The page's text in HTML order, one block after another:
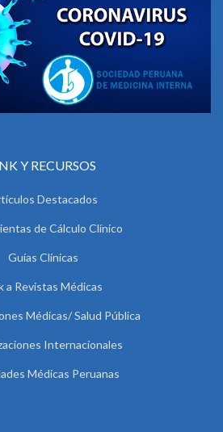
Y RECURSOS
Destacados
de Cálculo Clínico
Guías Clínicas
a Revistas Médicas
Médicas/ Salud Pública
Internacionales
Médicas Peruanas